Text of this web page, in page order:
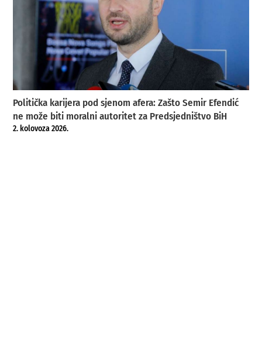
Politička karijera pod sjenom afera: Zašto Semir Efendić
ne može biti moralni autoritet za Predsjedništvo BiH
2. kolovoza 2026.